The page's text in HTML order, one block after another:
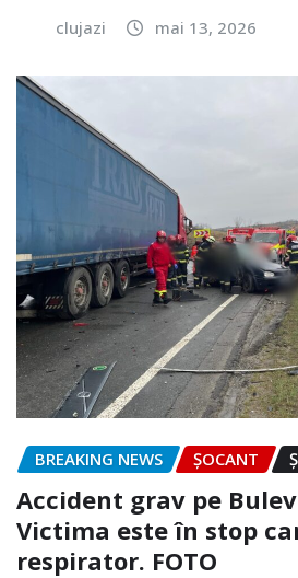
clujazi mai 13, 2026
BREAKING NEWS ȘOCANT
Accident grav pe
Victima este în stop
respirator. FOTO